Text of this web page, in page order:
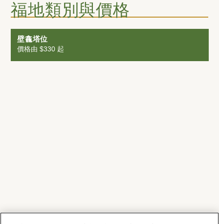
福地類別與價格
壁龕塔位
價格由 $330 起